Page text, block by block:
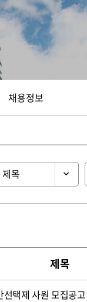
채용정보
제목
택제 사원 모집공